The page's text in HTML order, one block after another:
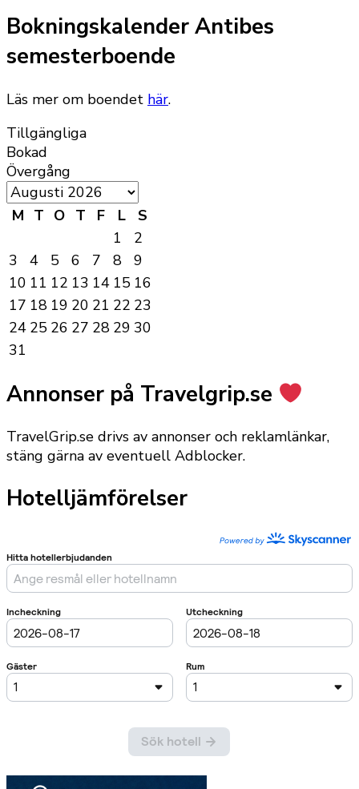
Bokningskalender Antibes
semesterboende
Läs mer om boendet här.
Tillgängliga
Bokad
Övergång
M T O T F L
S
1
2
3
4 5 6 7 8
9
10 11 12 13 14 15 16
17 18 19 20 21 22 23
24 25 26 27 28 29 30
31
Annonser på Travelgrip.se
TravelGrip.se drivs av annonser och reklamlänkar,
stäng gärna av eventuell Adblocker.
Hotelljämförelser